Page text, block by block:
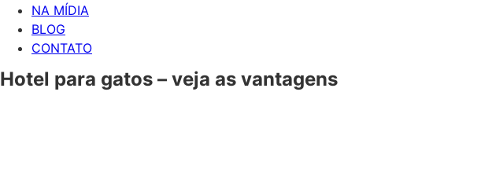
NA MÍDIA
BLOG
CONTATO
Hotel para gatos – veja as vantagens